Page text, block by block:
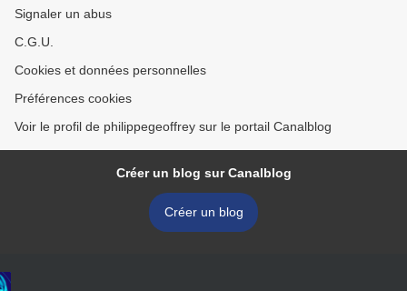
Signaler un abus
C.G.U.
Cookies et données personnelles
Préférences cookies
Voir le profil de philippegeoffrey sur le portail Canalblog
Créer un blog sur Canalblog
Créer un blog